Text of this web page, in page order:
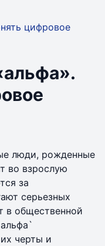
цифровое
люди, рожденные
во взрослую
за
серьезных
в общественной
черты и